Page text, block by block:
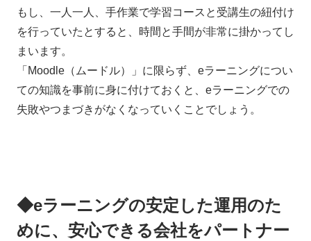
もし、一人一人、手作業で学習コースと受講生の紐付け
を行っていたとすると、時間と手間が非常に掛かってし
まいます。
「Moodle（ムードル）」に限らず、eラーニングについ
ての知識を事前に身に付けておくと、eラーニングでの
失敗やつまづきがなくなっていくことでしょう。
◆eラーニングの安定した運用のた
めに、安心できる会社をパートナー